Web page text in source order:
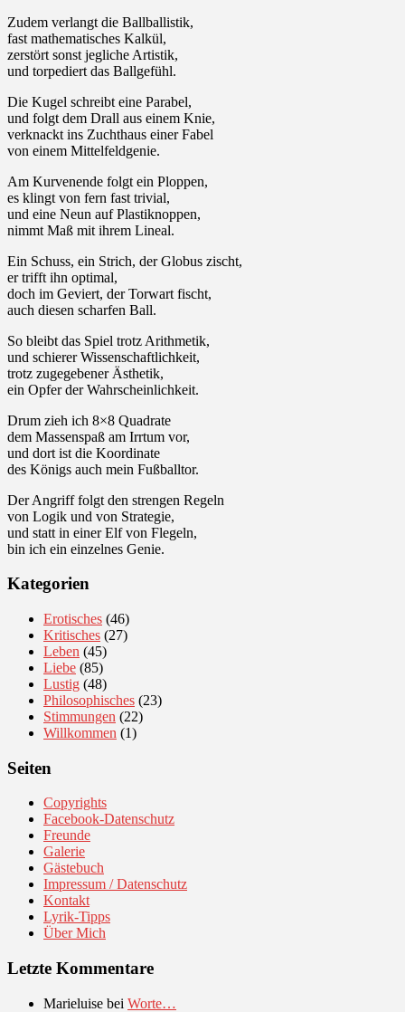
Zudem verlangt die Ballballistik,
fast mathematisches Kalkül,
zerstört sonst jegliche Artistik,
und torpediert das Ballgefühl.
Die Kugel schreibt eine Parabel,
und folgt dem Drall aus einem Knie,
verknackt ins Zuchthaus einer Fabel
von einem Mittelfeldgenie.
Am Kurvenende folgt ein Ploppen,
es klingt von fern fast trivial,
und eine Neun auf Plastiknoppen,
nimmt Maß mit ihrem Lineal.
Ein Schuss, ein Strich, der Globus zischt,
er trifft ihn optimal,
doch im Geviert, der Torwart fischt,
auch diesen scharfen Ball.
So bleibt das Spiel trotz Arithmetik,
und schierer Wissenschaftlichkeit,
trotz zugegebener Ästhetik,
ein Opfer der Wahrscheinlichkeit.
Drum zieh ich 8×8 Quadrate
dem Massenspaß am Irrtum vor,
und dort ist die Koordinate
des Königs auch mein Fußballtor.
Der Angriff folgt den strengen Regeln
von Logik und von Strategie,
und statt in einer Elf von Flegeln,
bin ich ein einzelnes Genie.
Kategorien
Erotisches (46)
Kritisches (27)
Leben (45)
Liebe (85)
Lustig (48)
Philosophisches (23)
Stimmungen (22)
Willkommen (1)
Seiten
Copyrights
Facebook-Datenschutz
Freunde
Galerie
Gästebuch
Impressum / Datenschutz
Kontakt
Lyrik-Tipps
Über Mich
Letzte Kommentare
Marieluise bei Worte…